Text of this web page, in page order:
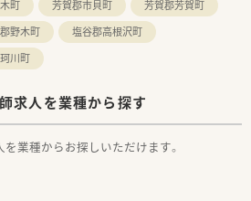
います。
の情報が常に発信されており、患者様や医
築きやすい体制があるのも認定薬局が増え
。
境と福利厚生制度
当時間」と業界トップクラスのさくら薬局
望取得率も100％！長く働き続けるための環
イフステージに応じた福利厚生をご用意して
想いをカタチにする「リトルチャレンジ制
町 芳賀郡市貝町
芳賀郡芳賀町
野木町
塩谷郡高根沢町
川町
求人を業種から探す
業種からお探しいただけます。